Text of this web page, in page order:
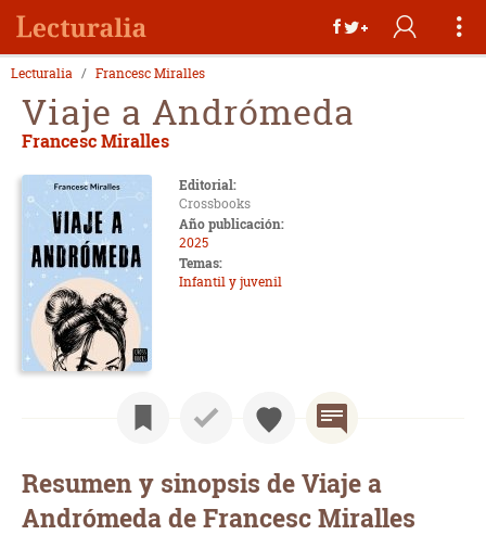
Lecturalia Francesc Miralles
Viaje a Andrómeda
Francesc Miralles
Editorial:
Crossbooks
Año publicación:
2025
Temas:
Infantil y juvenil
Resumen y sinopsis de Viaje a
Andrómeda de Francesc Miralles